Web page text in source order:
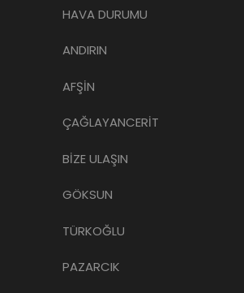
HAVA DURUMU
ANDIRIN
AFŞİN
ÇAĞLAYANCERİT
BİZE ULAŞIN
GÖKSUN
TÜRKOĞLU
PAZARCIK